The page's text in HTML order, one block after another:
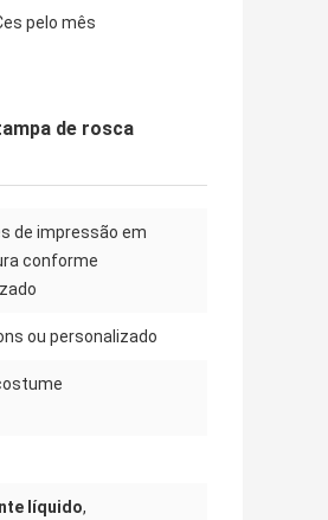
pelo mês
de rosca
de impressão em
conforme
ou personalizado
líquido,